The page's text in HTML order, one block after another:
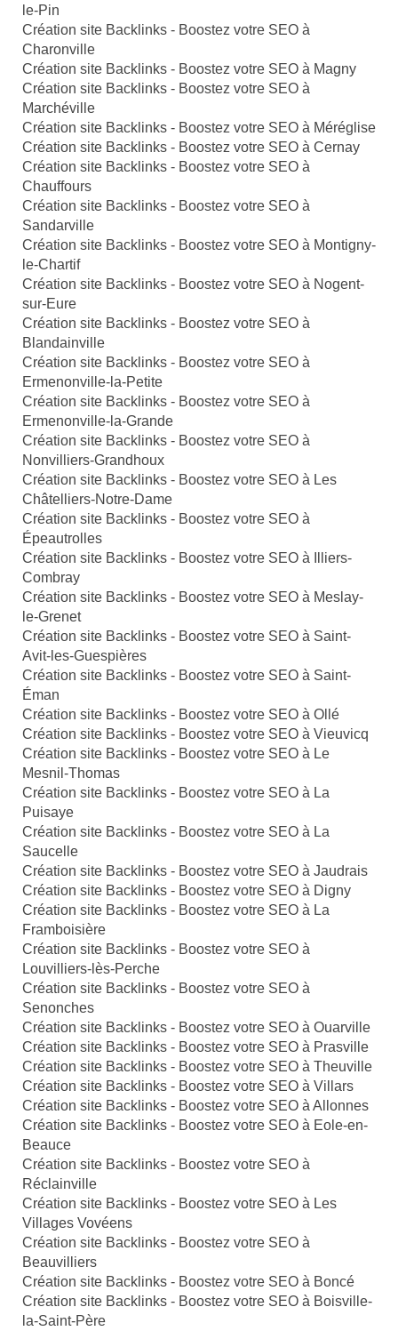
le-Pin
Création site Backlinks - Boostez votre SEO à
Charonville
Création site Backlinks - Boostez votre SEO à Magny
Création site Backlinks - Boostez votre SEO à
Marchéville
Création site Backlinks - Boostez votre SEO à Méréglise
Création site Backlinks - Boostez votre SEO à Cernay
Création site Backlinks - Boostez votre SEO à
Chauffours
Création site Backlinks - Boostez votre SEO à
Sandarville
Création site Backlinks - Boostez votre SEO à Montigny-
le-Chartif
Création site Backlinks - Boostez votre SEO à Nogent-
sur-Eure
Création site Backlinks - Boostez votre SEO à
Blandainville
Création site Backlinks - Boostez votre SEO à
Ermenonville-la-Petite
Création site Backlinks - Boostez votre SEO à
Ermenonville-la-Grande
Création site Backlinks - Boostez votre SEO à
Nonvilliers-Grandhoux
Création site Backlinks - Boostez votre SEO à Les
Châtelliers-Notre-Dame
Création site Backlinks - Boostez votre SEO à
Épeautrolles
Création site Backlinks - Boostez votre SEO à Illiers-
Combray
Création site Backlinks - Boostez votre SEO à Meslay-
le-Grenet
Création site Backlinks - Boostez votre SEO à Saint-
Avit-les-Guespières
Création site Backlinks - Boostez votre SEO à Saint-
Éman
Création site Backlinks - Boostez votre SEO à Ollé
Création site Backlinks - Boostez votre SEO à Vieuvicq
Création site Backlinks - Boostez votre SEO à Le
Mesnil-Thomas
Création site Backlinks - Boostez votre SEO à La
Puisaye
Création site Backlinks - Boostez votre SEO à La
Saucelle
Création site Backlinks - Boostez votre SEO à Jaudrais
Création site Backlinks - Boostez votre SEO à Digny
Création site Backlinks - Boostez votre SEO à La
Framboisière
Création site Backlinks - Boostez votre SEO à
Louvilliers-lès-Perche
Création site Backlinks - Boostez votre SEO à
Senonches
Création site Backlinks - Boostez votre SEO à Ouarville
Création site Backlinks - Boostez votre SEO à Prasville
Création site Backlinks - Boostez votre SEO à Theuville
Création site Backlinks - Boostez votre SEO à Villars
Création site Backlinks - Boostez votre SEO à Allonnes
Création site Backlinks - Boostez votre SEO à Eole-en-
Beauce
Création site Backlinks - Boostez votre SEO à
Réclainville
Création site Backlinks - Boostez votre SEO à Les
Villages Vovéens
Création site Backlinks - Boostez votre SEO à
Beauvilliers
Création site Backlinks - Boostez votre SEO à Boncé
Création site Backlinks - Boostez votre SEO à Boisville-
la-Saint-Père